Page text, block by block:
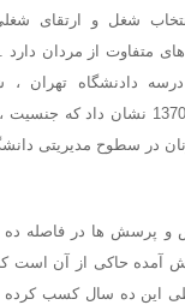
شغل و ارتقای
متفاوت از مردان
دادنشگاه تهران ،
طباطبایی در سال 1370 نشان داد
در سطوح مدیریتی
آمده حاکی از آن است
این ده سال کسب کرده